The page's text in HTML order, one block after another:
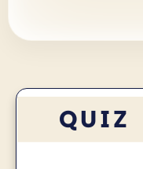
QUIZ